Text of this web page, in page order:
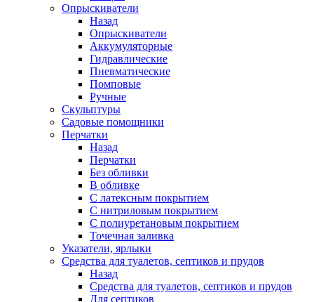
Опрыскиватели
Назад
Опрыскиватели
Аккумуляторные
Гидравлические
Пневматические
Помповые
Ручные
Скульптуры
Садовые помощники
Перчатки
Назад
Перчатки
Без обливки
В обливке
С латексным покрытием
С нитриловым покрытием
С полиуретановым покрытием
Точечная заливка
Указатели, ярлыки
Средства для туалетов, септиков и прудов
Назад
Средства для туалетов, септиков и прудов
Для септиков